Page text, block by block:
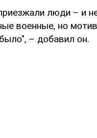
люди – и
военные, но
– добавил он.